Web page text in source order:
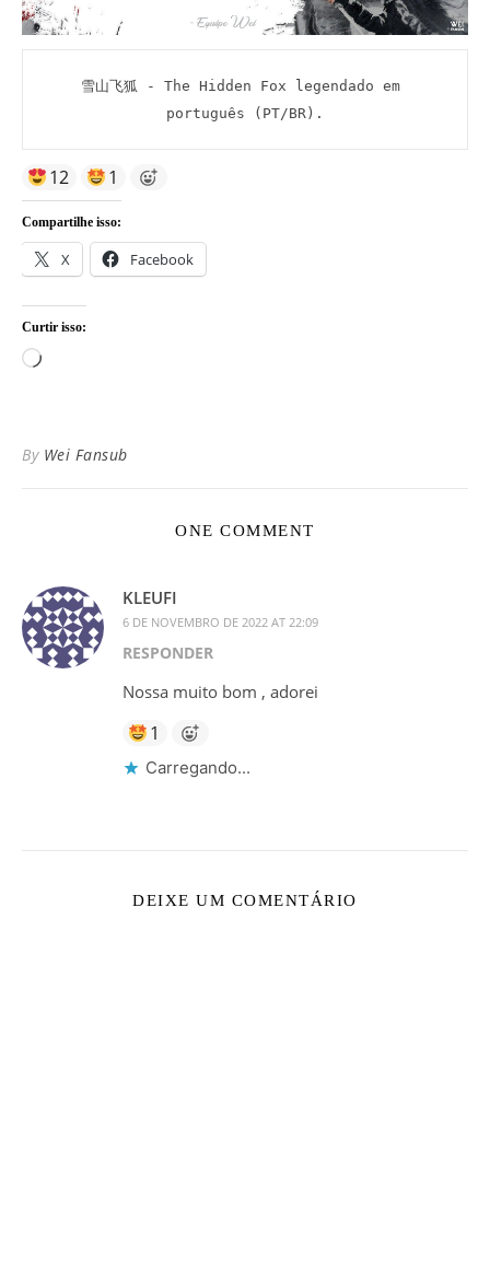
雪山飞狐 - The Hidden Fox legendado em
português (PT/BR).
12 1
Compartilhe isso:
X Facebook
Curtir isso:
Carregando...
By Wei Fansub
ONE COMMENT
KLEUFI
6 DE NOVEMBRO DE 2022 AT 22:09
RESPONDER
Nossa muito bom , adorei
1
Carregando...
DEIXE UM COMENTÁRIO